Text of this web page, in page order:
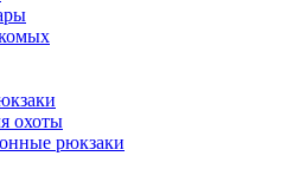
охоты
рюкзаки